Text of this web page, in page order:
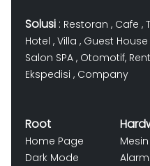
Solusi : Restoran , Cafe ,
Hotel , Villa , Guest House
Salon SPA , Otomotif,
Ekspedisi , Company
Root
Home Page
Dark Mode